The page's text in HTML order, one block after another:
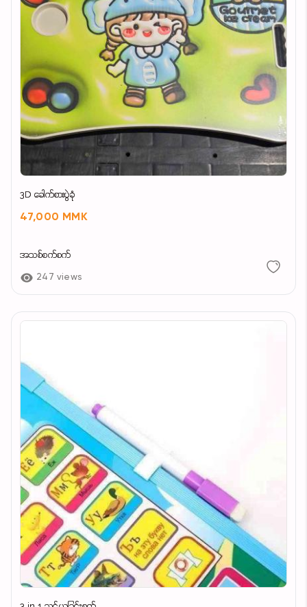
3D ခေါက်စားပွဲခုံ
47,000 MMK
အသစ်စက်စက်
247 views